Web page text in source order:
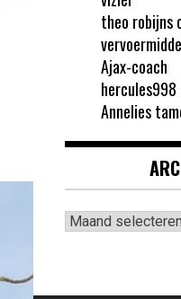
theo robijns
Ajax-coach
hercules998
Annelies
Archieven